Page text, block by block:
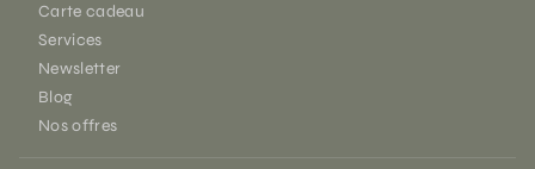
Carte cadeau
Services
Newsletter
Blog
Nos offres